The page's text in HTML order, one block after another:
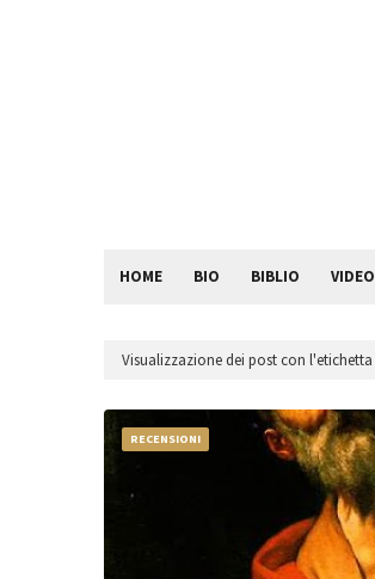
HOME BIO BIBLIO VIDEO
Visualizzazione dei post con l'etichetta
RECENSIONI